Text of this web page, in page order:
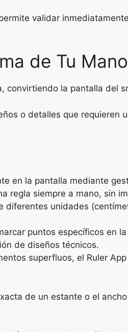
validar
de Tu Mano
convirtiendo la pantalla del
o detalles que requieren
en la pantalla mediante
regla siempre a mano, sin
diferentes unidades
puntos específicos en
de diseños técnicos.
superfluos, el Ruler
de un estante o el